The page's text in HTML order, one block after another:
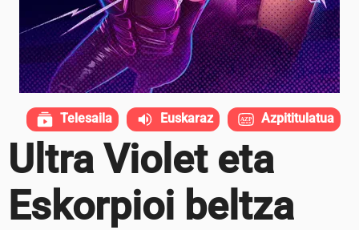
Ultra Violet eta
Eskorpioi beltza
Telesaila Euskaraz Azpititulatua